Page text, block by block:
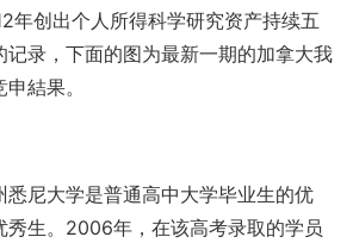
年创出个人所得科学研究资产持续五
记录，下面的图为最新一期的加拿大我
結果。
尼大学是普通高中大学毕业生的优
秀生。2006年，在该高考录取的学员